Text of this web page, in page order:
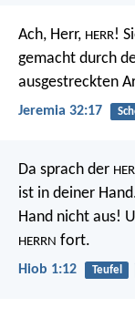
Ach, Herr, HERR!
gemacht durch
ausgestreckten
Jeremia 32:17
Da sprach der
ist in deiner
Hand nicht aus!
HERRN fort.
Hiob 1:12 Teufel